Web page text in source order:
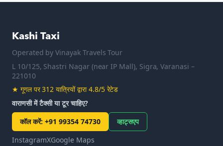
Kashi Taxi
Operated byVinayak Travels Tour
L 10/125, Shastri Nagar (near IP Mall), Sigra, Varanasi –
221010
★ गूगल पर 312 यात्रियों द्वारा 4.8/5 रेटेड
वाराणसी में टैक्सी या टूर चाहिए?
कॉल करें: +91 99354 74730
व्हाट्सएप
InstagramXGoogle Maps